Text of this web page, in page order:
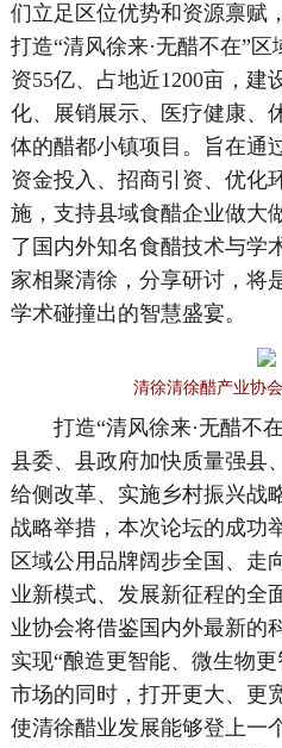
们立足区位优势和资源禀赋
打造“清风徐来·无醋不在”
资55亿、占地近1200亩，建
化、展销展示、医疗健康、
体的醋都小镇项目。旨在通
资金投入、招商引资、优化
施，支持县域食醋企业做大
了国内外知名食醋技术与学
家相聚清徐，分享研讨，将
学术碰撞出的智慧盛宴。
清徐清徐醋产业协
打造“清风徐来·无醋不在
县委、县政府加快质量强县
给侧改革、实施乡村振兴战
战略举措，本次论坛的成功
区域公用品牌阔步全国、走
业新模式、发展新征程的全
业协会将借鉴国内外最新的
实现“酿造更智能、微生物
市场的同时，打开更大、更
使清徐醋业发展能够登上一